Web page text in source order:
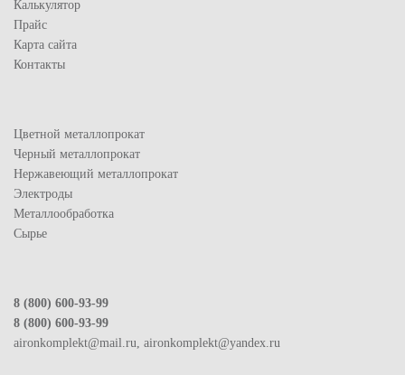
Калькулятор
Прайс
Карта сайта
Контакты
Цветной металлопрокат
Черный металлопрокат
Нержавеющий металлопрокат
Электроды
Металлообработка
Сырье
8 (800) 600-93-99
8 (800) 600-93-99
aironkomplekt@mail.ru, aironkomplekt@yandex.ru